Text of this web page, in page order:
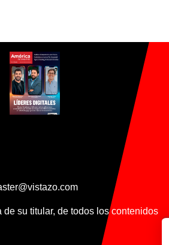
su titular, de todos los contenidos